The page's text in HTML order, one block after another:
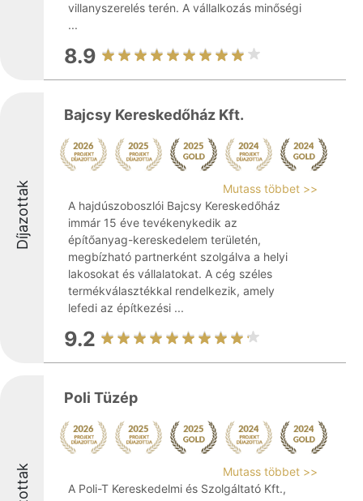
villanyszerelés terén. A vállalkozás minőségi
...
8.9
Díjazottak
Bajcsy Kereskedőház Kft.
Mutass többet >>
A hajdúszoboszlói Bajcsy Kereskedőház
immár 15 éve tevékenykedik az
építőanyag-kereskedelem területén,
megbízható partnerként szolgálva a helyi
lakosokat és vállalatokat. A cég széles
termékválasztékkal rendelkezik, amely
lefedi az építkezési ...
9.2
Poli Tüzép
Mutass többet >>
A Poli-T Kereskedelmi és Szolgáltató Kft.,